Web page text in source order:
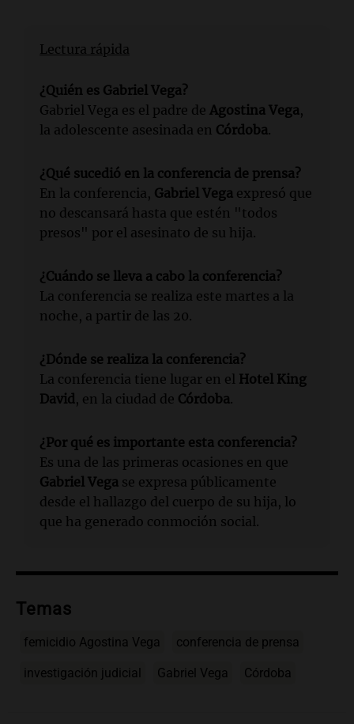
Lectura rápida
¿Quién es Gabriel Vega?
Gabriel Vega es el padre de Agostina Vega,
la adolescente asesinada en Córdoba.
¿Qué sucedió en la conferencia de prensa?
En la conferencia, Gabriel Vega expresó que
no descansará hasta que estén "todos
presos" por el asesinato de su hija.
¿Cuándo se lleva a cabo la conferencia?
La conferencia se realiza este martes a la
noche, a partir de las 20.
¿Dónde se realiza la conferencia?
La conferencia tiene lugar en el Hotel King
David , en la ciudad de Córdoba.
¿Por qué es importante esta conferencia?
Es una de las primeras ocasiones en que
Gabriel Vega se expresa públicamente
desde el hallazgo del cuerpo de su hija, lo
que ha generado conmoción social.
Temas
femicidio Agostina Vega conferencia de prensa
investigación judicial Gabriel Vega Córdoba